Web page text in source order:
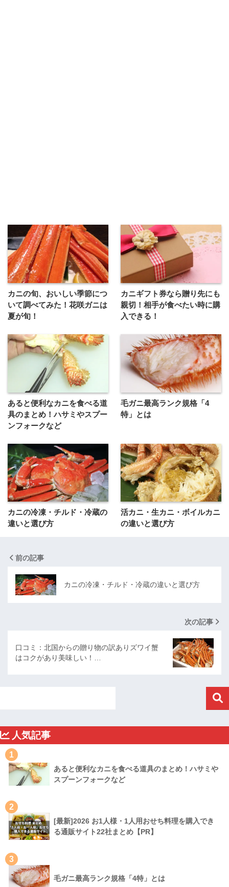
カニの旬、おいしい季節につ
いて調べてみた！花咲ガニは
夏が旬！
カニギフト券なら贈り先にも
親切！相手が食べたい時に購
入できる！
あると便利なカニを食べる道
具のまとめ！ハサミやスプー
ンフォークなど
毛ガニ最高ランク規格「4
特」とは
カニの冷凍・チルド・冷蔵の
違いと選び方
活カニ・生カニ・ボイルカニ
の違いと選び方
前の記事
カニの冷凍・チルド・冷蔵の違いと選び方
次の記事
口コミ：北国からの贈り物の訳ありズワイ蟹
はコクがあり美味しい！…
人気記事
1
あると便利なカニを食べる道具のまとめ！ハサミや
スプーンフォークなど
2
[最新]2026 お1人様・1人用おせち料理を購入でき
る通販サイト22社まとめ【PR】
3
毛ガニ最高ランク規格「4特」とは